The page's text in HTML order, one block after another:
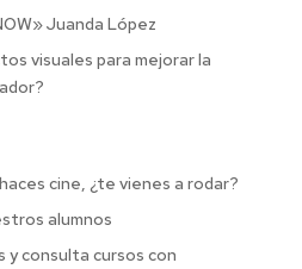
Juanda López
visuales para mejorar la
cine, ¿te vienes a rodar?
alumnos
consulta cursos con